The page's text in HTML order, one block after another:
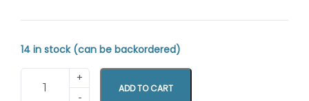
14 in stock (can be backordered)
ADD TO CART